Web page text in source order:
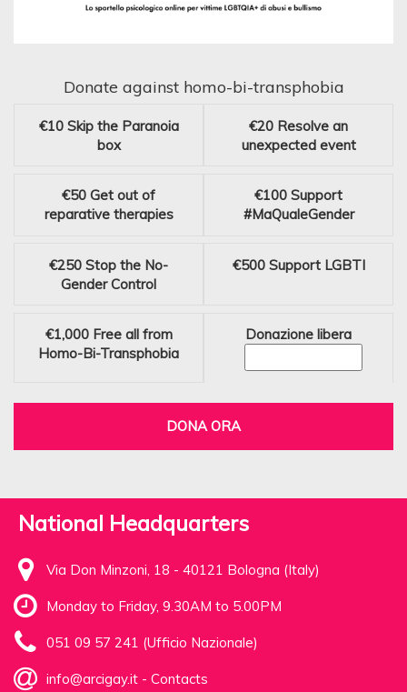
Donate against homo-bi-transphobia
€10 Skip the Paranoia
box
€20 Resolve an
unexpected event
€50 Get out of
reparative therapies
€100 Support
#MaQualeGender
€250 Stop the No-
Gender Control
€500 Support LGBTI
€1,000 Free all from
Homo-Bi-Transphobia
Donazione libera
DONA ORA
National Headquarters
Via Don Minzoni, 18 - 40121 Bologna (Italy)
Monday to Friday, 9.30AM to 5.00PM
051 09 57 241 (Ufficio Nazionale)
info@arcigay.it - Contacts